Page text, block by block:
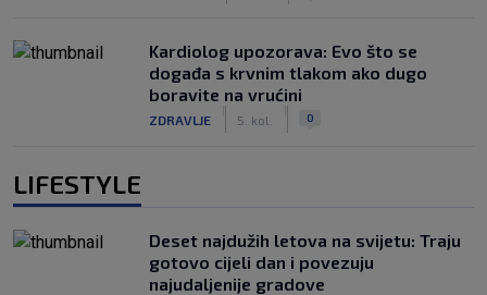
Kardiolog upozorava: Evo što se
događa s krvnim tlakom ako dugo
boravite na vrućini
ZDRAVLJE 5. kol. 0
LIFESTYLE
Deset najdužih letova na svijetu: Traju
gotovo cijeli dan i povezuju
najudaljenije gradove